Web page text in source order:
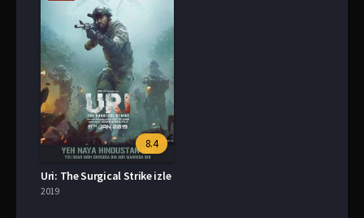
8.4
Uri: The Surgical Strike izle
2019